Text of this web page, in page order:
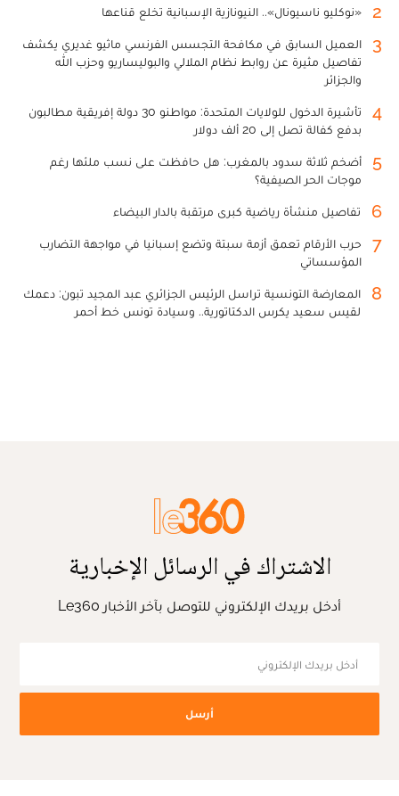
2 «نوكليو ناسيونال».. النيونازية الإسبانية تخلع قناعها
3
العميل السابق في مكافحة التجسس الفرنسي ماثيو غديري يكشف
تفاصيل مثيرة عن روابط نظام الملالي والبوليساريو وحزب الله
والجزائر
4
تأشيرة الدخول للولايات المتحدة: مواطنو 30 دولة إفريقية مطالبون
بدفع كفالة تصل إلى 20 ألف دولار
5
أضخم ثلاثة سدود بالمغرب: هل حافظت على نسب ملئها رغم
موجات الحر الصيفية؟
6 تفاصيل منشأة رياضية كبرى مرتقبة بالدار البيضاء
7
حرب الأرقام تعمق أزمة سبتة وتضع إسبانيا في مواجهة التضارب
المؤسساتي
8
المعارضة التونسية تراسل الرئيس الجزائري عبد المجيد تبون: دعمك
لقيس سعيد يكرس الدكتاتورية.. وسيادة تونس خط أحمر
الاشتراك في الرسائل الإخبارية
أدخل بريدك الإلكتروني للتوصل بآخر الأخبار Le360
أرسل